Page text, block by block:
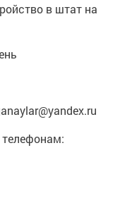
в штат на